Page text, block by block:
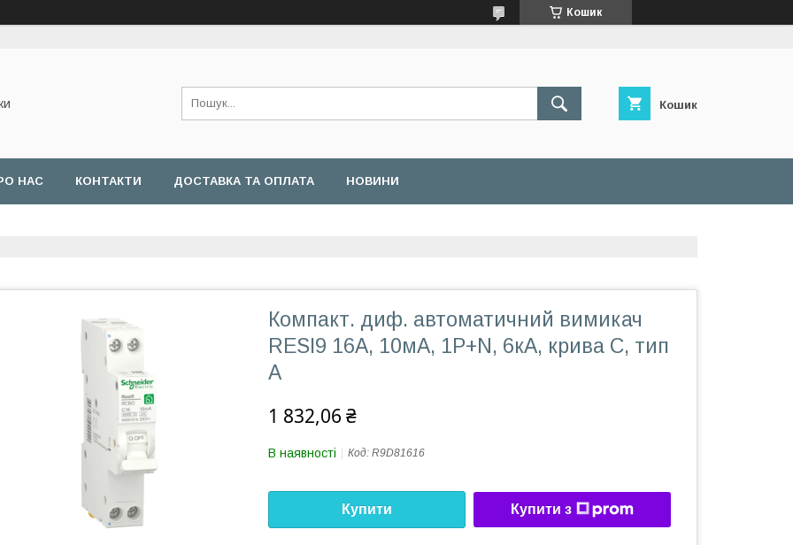
Кошик
Кошик
НАС КОНТАКТИ ДОСТАВКА ТА ОПЛАТА НОВИНИ
Компакт. диф. автоматичний вимикач
RESI9 16А, 10мA, 1P+N, 6кA, крива С, тип
А
1 832,06 ₴
В наявності Код: R9D81616
Купити Купити з